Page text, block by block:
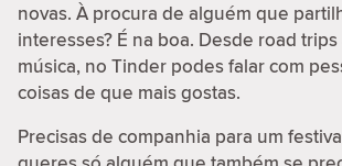
novas. À procura de alguém que
interesses? É na boa. Desde road
música, no Tinder podes falar com
coisas de que mais gostas.
Precisas de companhia para um